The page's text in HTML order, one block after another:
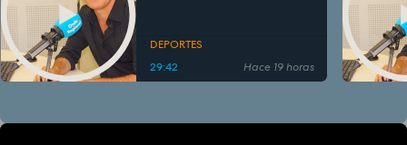
DEPORTES
29:42
Hace 19 horas